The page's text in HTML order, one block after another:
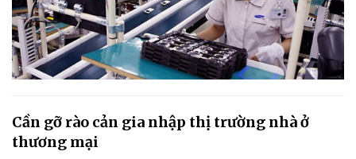
Cần gỡ rào cản gia nhập thị trường nhà ở
thương mại